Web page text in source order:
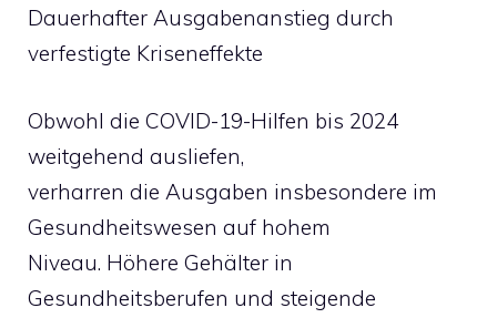
Dauerhafter Ausgabenanstieg durch
verfestigte Kriseneffekte
Obwohl die COVID-19-Hilfen bis 2024
weitgehend ausliefen,
verharren die Ausgaben insbesondere im
Gesundheitswesen auf hohem
Niveau. Höhere Gehälter in
Gesundheitsberufen und steigende